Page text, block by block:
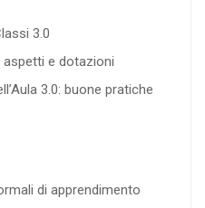
3.0
aspetti e dotazioni
3.0: buone pratiche
di apprendimento